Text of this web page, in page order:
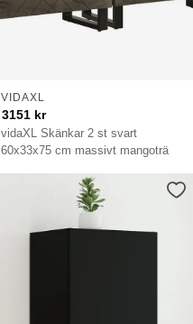
vidaXL Skänkar 2 st svart
60x33x75 cm massivt mangoträ
VIDAXL
3151 kr